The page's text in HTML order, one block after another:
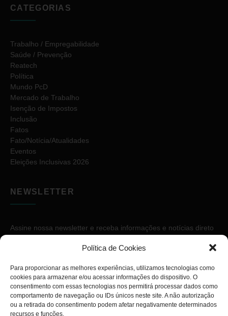
Política de Cookies
Para proporcionar as melhores experiências, utilizamos tecnologias como
cookies para armazenar e/ou acessar informações do dispositivo. O
consentimento com essas tecnologias nos permitirá processar dados como
comportamento de navegação ou IDs únicos neste site. A não autorização
ou a retirada do consentimento podem afetar negativamente determinados
recursos e funções.
CATEGORIAS
Trabalho / Empregabilidade
Saúde / Prevenção
Reatech
Política
Mundo PcD
Mercado de Trabalho
Isenção de Impostos
Inclusão
Fatos
Fato/Notícia/Atualidades
Eventos
Eleições Inclusivas 2026
NEWSLETTER
Assine nossa newsletter e receba informações e notícias direto